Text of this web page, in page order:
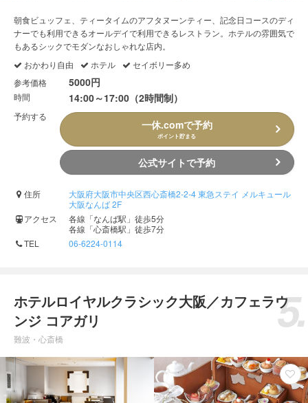
朝食ビュッフェ、ティータイムのアフタヌーンティー、記念日コースのディ
ナーでも利用できるオールデイで利用できるレストラン。ホテルの雰囲気で
もあるシックでモダンなおしゃれな店内。
おかわり自由
ホテル
セイボリー多め
参考価格
5000円
時間 14:00～17:00（2時間制）
予約する
一休.comで予約
ポイント貯まる
公式サイトで予約
住所
大阪府大阪市中央区西心斎橋2-2-4 東急ステイ メルキュール
大阪なんば 2F
アクセス
各線「なんば駅」徒歩5分
各線「心斎橋駅」徒歩7分
TEL
06-6224-0114
ホテルロイヤルクラシック大阪／カフェラウ
ンジ コアガリ
難波・心斎橋